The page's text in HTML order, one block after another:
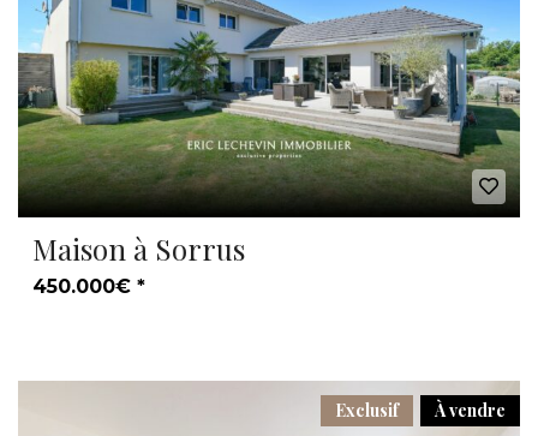
Maison à Sorrus
450.000€ *
À vendre
Exclusif